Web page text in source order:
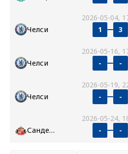
2026-05-04,
Челси 1 3
2026-05-16,
Челси - -
2026-05-19,
Челси - -
2026-05-24,
Сандерленд - -